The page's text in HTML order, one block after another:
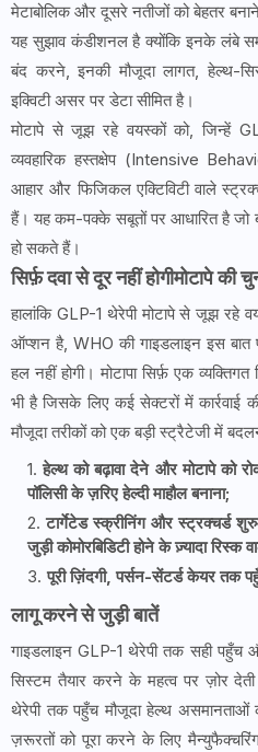
मेटाबोलिक और दूसरे नतीजों को बेहतर
यह सुझाव कंडीशनल है क्योंकि इनके लंबे
बंद करने, इनकी मौजूदा लागत, हेल्थ-
इक्विटी असर पर डेटा सीमित है।
मोटापे से जूझ रहे वयस्कों को, जिन्हें
व्यवहारिक हस्तक्षेप (Intensive
आहार और फिजिकल एक्टिविटी वाले
हैं। यह कम-पक्के सबूतों पर आधारित है
हो सकते हैं।
सिर्फ़ दवा से दूर नहीं होगीमोटापे की
हालांकि GLP-1 थेरेपी मोटापे से जूझ रहे
ऑप्शन है, WHO की गाइडलाइन इस बात
हल नहीं होगी। मोटापा सिर्फ़ एक
भी है जिसके लिए कई सेक्टरों में
मौजूदा तरीकों को एक बड़ी स्ट्रैटेजी में
हेल्थ को बढ़ावा देने और मोटापे को
पॉलिसी के ज़रिए हेल्दी माहौल बनाना;
टार्गेटेड स्क्रीनिंग और स्ट्रक्चर्ड
जुड़ी कोमोरबिडिटी होने के ज़्यादा रिस्क
पूरी ज़िंदगी, पर्सन-सेंटर्ड केयर तक
लागू करने से जुड़ी बातें
गाइडलाइन GLP-1 थेरेपी तक सही
सिस्टम तैयार करने के महत्व पर ज़ोर
थेरेपी तक पहुँच मौजूदा हेल्थ
ज़रूरतों को पूरा करने के लिए